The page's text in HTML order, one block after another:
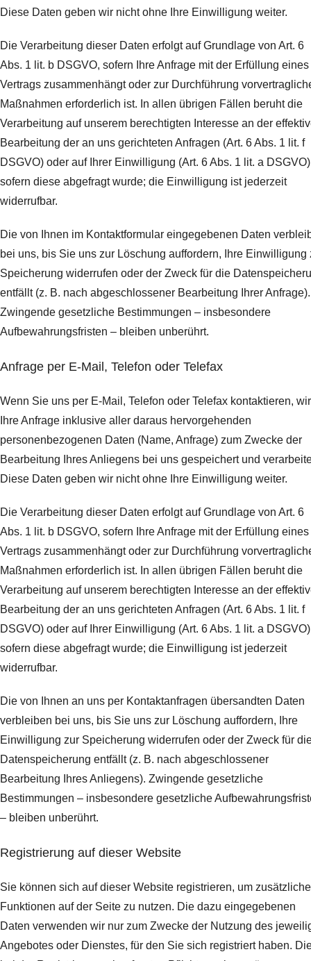
Diese Daten geben wir nicht ohne Ihre Einwilligung weiter.
Die Verarbeitung dieser Daten erfolgt auf Grundlage von Art. 6
Abs. 1 lit. b DSGVO, sofern Ihre Anfrage mit der Erfüllung eines
Vertrags zusammenhängt oder zur Durchführung
Maßnahmen erforderlich ist. In allen übrigen Fällen beruht die
Verarbeitung auf unserem berechtigten Interesse an der
Bearbeitung der an uns gerichteten Anfragen (Art. 6 Abs. 1 lit. f
DSGVO) oder auf Ihrer Einwilligung (Art. 6 Abs. 1 lit. a DSGVO)
sofern diese abgefragt wurde; die Einwilligung ist jederzeit
widerrufbar.
Die von Ihnen im Kontaktformular eingegebenen Daten
bei uns, bis Sie uns zur Löschung auffordern, Ihre Einwilligung
Speicherung widerrufen oder der Zweck für die
entfällt (z. B. nach abgeschlossener Bearbeitung Ihrer Anfrage).
Zwingende gesetzliche Bestimmungen – insbesondere
Aufbewahrungsfristen – bleiben unberührt.
Anfrage per E-Mail, Telefon oder Telefax
Wenn Sie uns per E-Mail, Telefon oder Telefax kontaktieren,
Ihre Anfrage inklusive aller daraus hervorgehenden
personenbezogenen Daten (Name, Anfrage) zum Zwecke der
Bearbeitung Ihres Anliegens bei uns gespeichert und
Diese Daten geben wir nicht ohne Ihre Einwilligung weiter.
Die Verarbeitung dieser Daten erfolgt auf Grundlage von Art. 6
Abs. 1 lit. b DSGVO, sofern Ihre Anfrage mit der Erfüllung eines
Vertrags zusammenhängt oder zur Durchführung
Maßnahmen erforderlich ist. In allen übrigen Fällen beruht die
Verarbeitung auf unserem berechtigten Interesse an der
Bearbeitung der an uns gerichteten Anfragen (Art. 6 Abs. 1 lit. f
DSGVO) oder auf Ihrer Einwilligung (Art. 6 Abs. 1 lit. a DSGVO)
sofern diese abgefragt wurde; die Einwilligung ist jederzeit
widerrufbar.
Die von Ihnen an uns per Kontaktanfragen übersandten Daten
verbleiben bei uns, bis Sie uns zur Löschung auffordern, Ihre
Einwilligung zur Speicherung widerrufen oder der Zweck für
Datenspeicherung entfällt (z. B. nach abgeschlossener
Bearbeitung Ihres Anliegens). Zwingende gesetzliche
Bestimmungen – insbesondere gesetzliche
– bleiben unberührt.
Registrierung auf dieser Website
Sie können sich auf dieser Website registrieren, um zusätzliche
Funktionen auf der Seite zu nutzen. Die dazu eingegebenen
Daten verwenden wir nur zum Zwecke der Nutzung des
Angebotes oder Dienstes, für den Sie sich registriert haben.